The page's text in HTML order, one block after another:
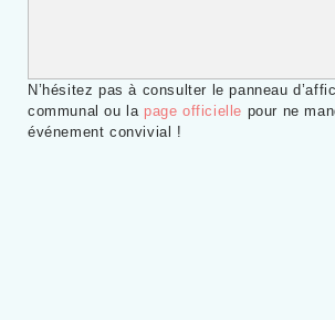
N’hésitez pas à consulter le panneau
communal ou la page officielle pour ne
événement convivial !